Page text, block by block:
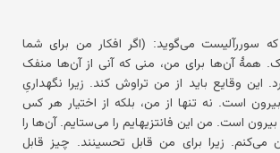
سوررآلیست می‌گوید: (اگر افکار من برای شما
همهٔ آن‌ها برای من، منی که آنی از آن‌ها منفک
این وقایع باید از من تراوش کند. زیرا نگهداریِ
است. نه تنها از من، بلکه از اختیار هر کس
است. من این فانتزیهایم را می‌ستایم. آن‌ها را
زیرا برای من قابل تحسینند. چیز قابل